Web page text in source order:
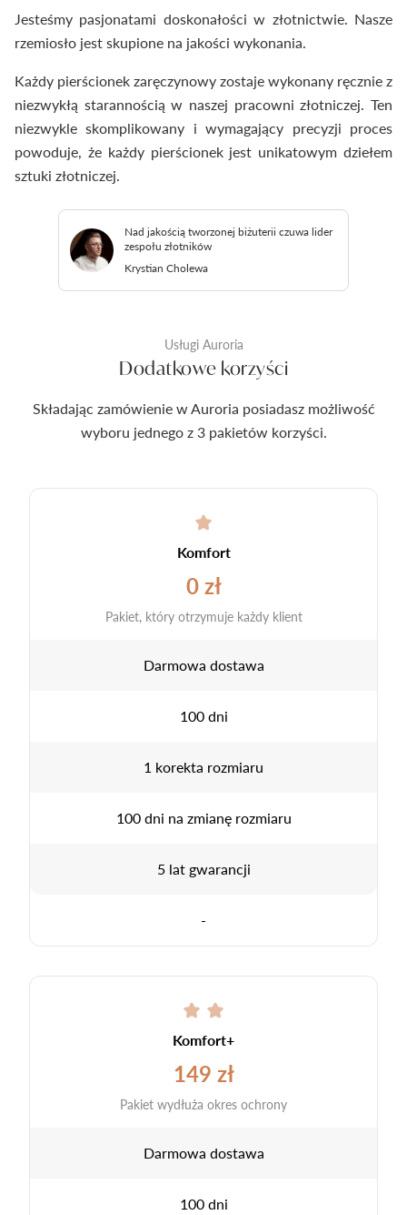
Jesteśmy pasjonatami doskonałości w złotnictwie. Nasze
rzemiosło jest skupione na jakości wykonania.
Każdy pierścionek zaręczynowy zostaje wykonany ręcznie z
niezwykłą starannością w naszej pracowni złotniczej. Ten
niezwykle skomplikowany i wymagający precyzji proces
powoduje, że każdy pierścionek jest unikatowym dziełem
sztuki złotniczej.
Nad jakością tworzonej biżuterii czuwa lider
zespołu złotników
Krystian Cholewa
Usługi Auroria
Dodatkowe korzyści
Składając zamówienie w Auroria posiadasz możliwość
wyboru jednego z 3 pakietów korzyści.
Komfort
0 zł
Pakiet, który otrzymuje każdy klient
Darmowa dostawa
100 dni
1 korekta rozmiaru
100 dni na zmianę rozmiaru
5 lat gwarancji
-
Komfort+
149 zł
Pakiet wydłuża okres ochrony
Darmowa dostawa
100 dni